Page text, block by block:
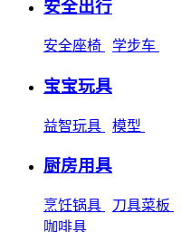
安全出行
安全座椅 学步车
宝宝玩具
益智玩具 模型
厨房用具
烹饪锅具 刀具菜板
咖啡具